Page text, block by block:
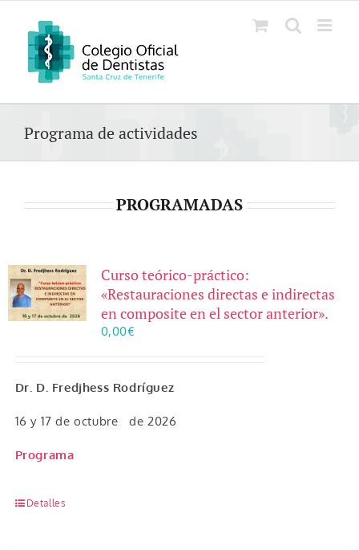
contenido
Programa de actividades
PROGRAMADAS
Curso teórico-práctico:
«Restauraciones directas e indirectas
en composite en el sector anterior».
0,00€
Dr. D. Fredjhess Rodríguez
16 y 17 de octubre de 2026
Programa
Detalles